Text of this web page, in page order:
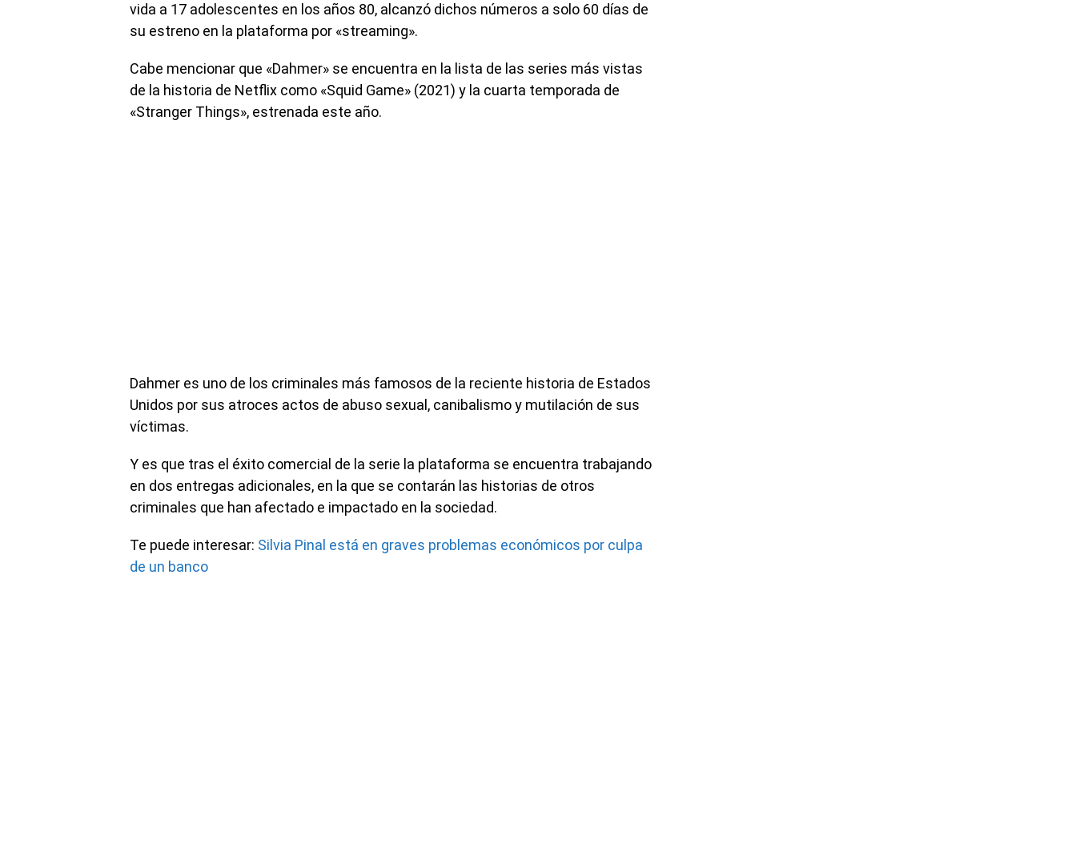
vida a 17 adolescentes en los años 80, alcanzó dichos números a solo 60 días de
su estreno en la plataforma por «streaming».
Cabe mencionar que «Dahmer» se encuentra en la lista de las series más vistas
de la historia de Netflix como «Squid Game» (2021) y la cuarta temporada de
«Stranger Things», estrenada este año.
Dahmer es uno de los criminales más famosos de la reciente historia de Estados
Unidos por sus atroces actos de abuso sexual, canibalismo y mutilación de sus
víctimas.
Y es que tras el éxito comercial de la serie la plataforma se encuentra trabajando
en dos entregas adicionales, en la que se contarán las historias de otros
criminales que han afectado e impactado en la sociedad.
Te puede interesar: Silvia Pinal está en graves problemas económicos por culpa
de un banco